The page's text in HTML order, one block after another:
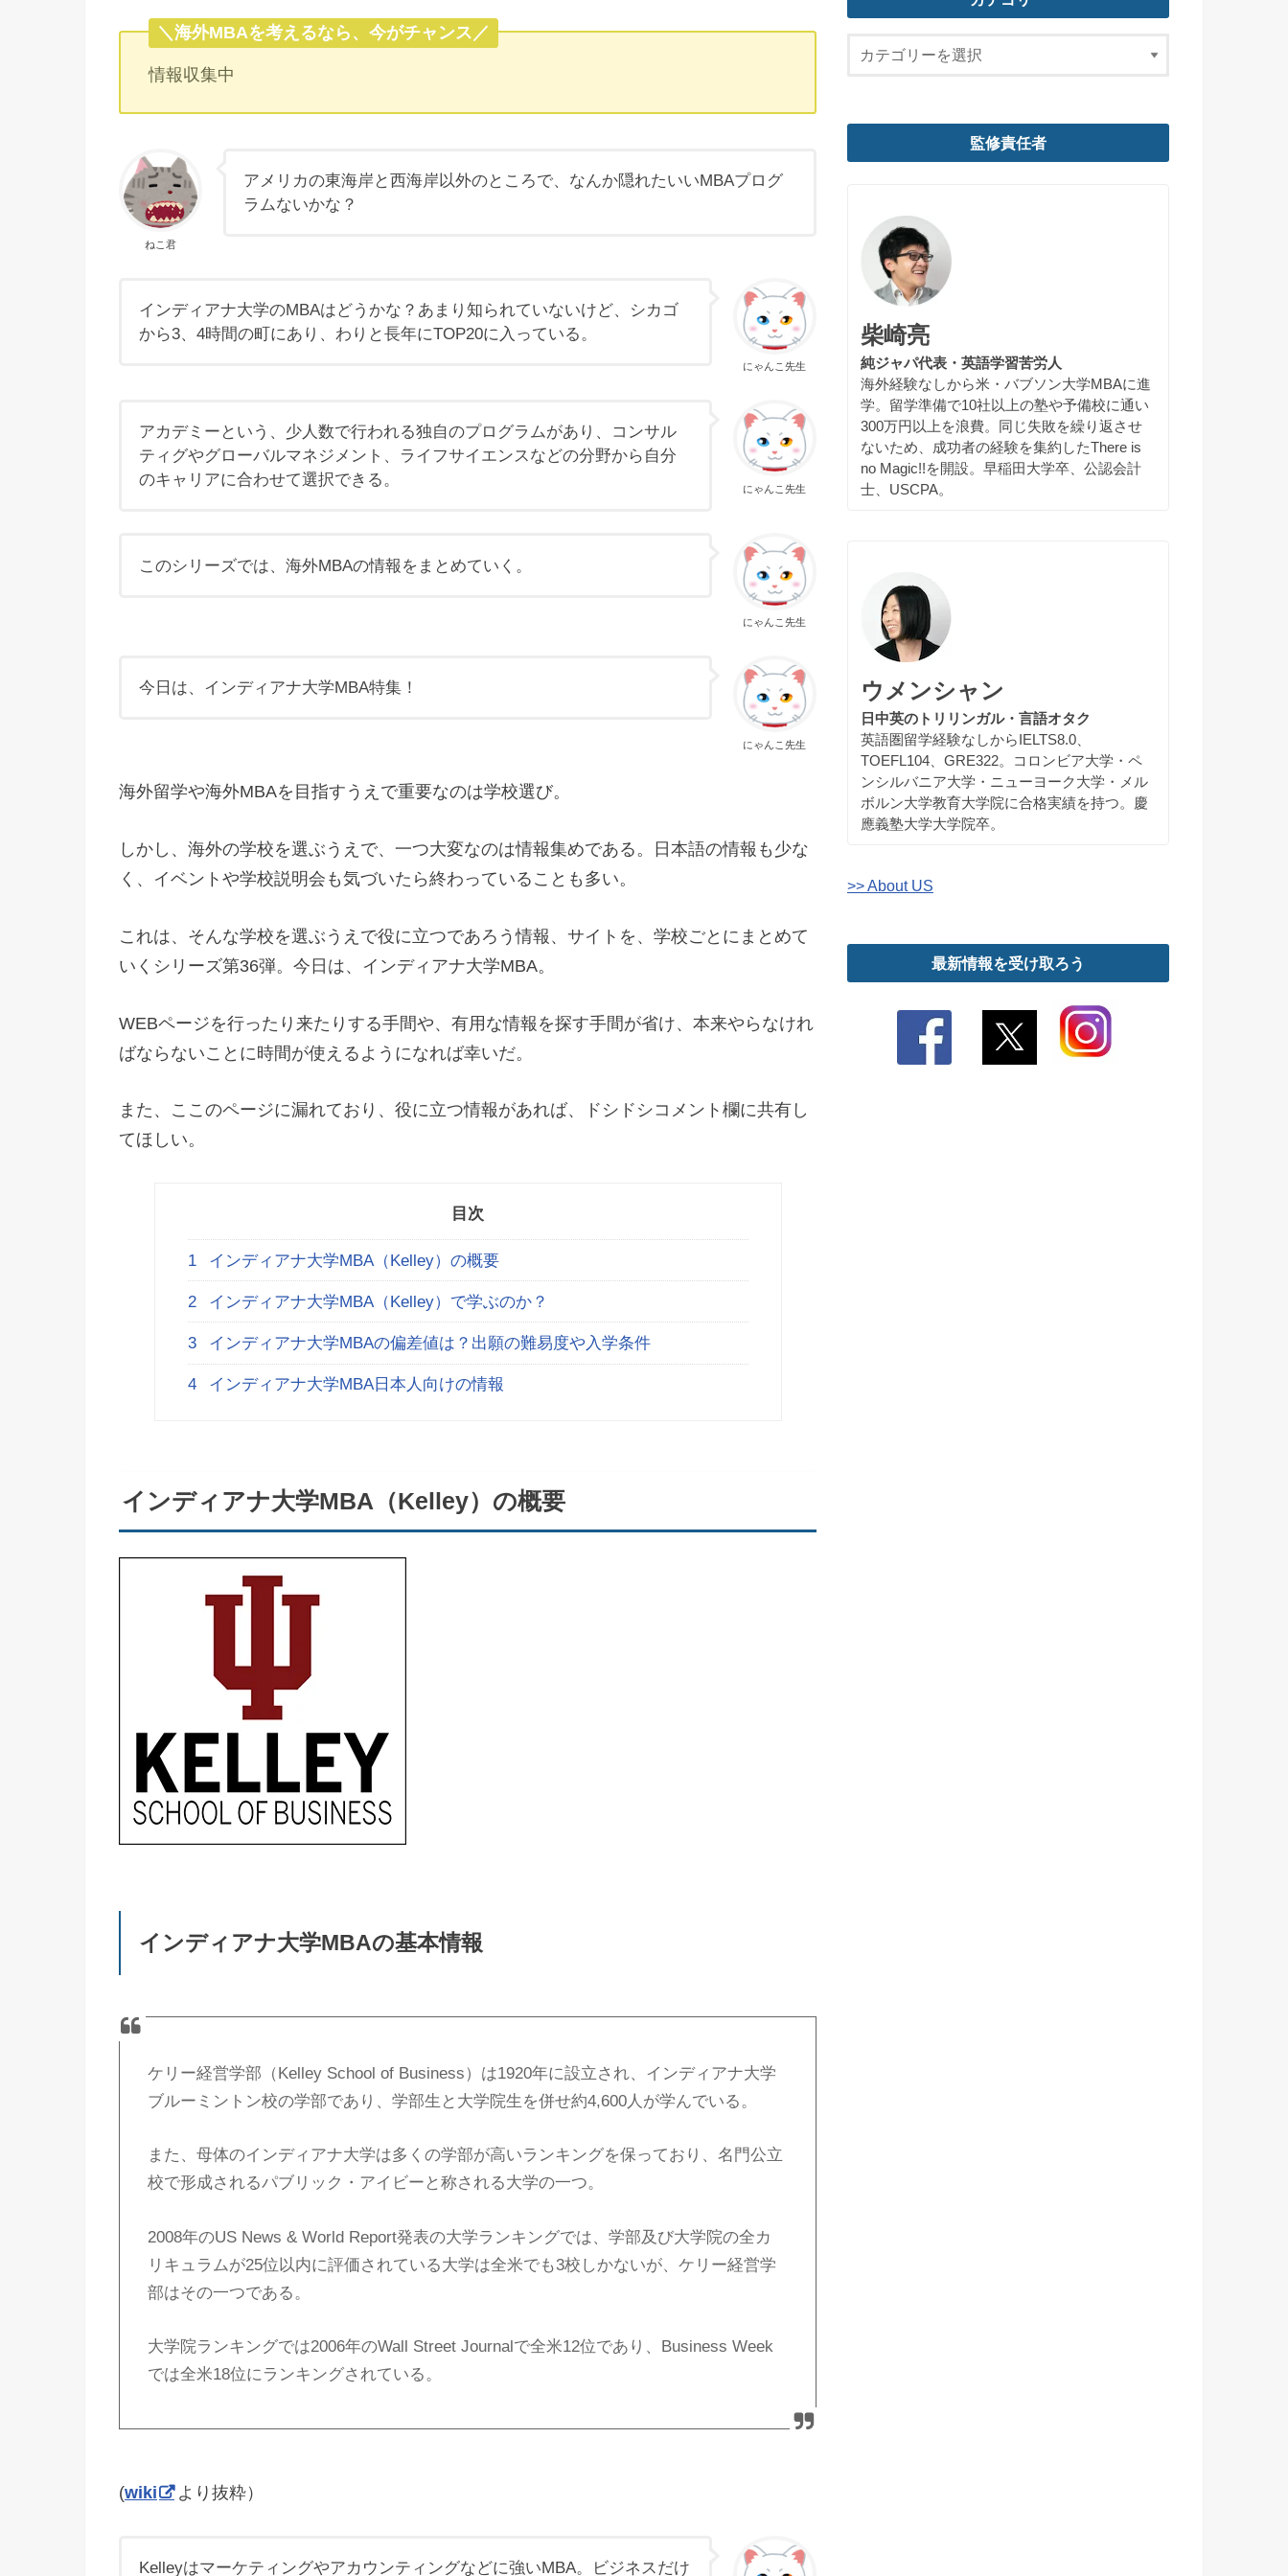
＼海外MBAを考えるなら、今がチャンス／
情報収集中
ねこ君
アメリカの東海岸と西海岸以外のところで、なんか隠れたいいMBAプログ
ラムないかな？
にゃんこ先生
インディアナ大学のMBAはどうかな？あまり知られていないけど、シカゴ
から3、4時間の町にあり、わりと長年にTOP20に入っている。
にゃんこ先生
アカデミーという、少人数で行われる独自のプログラムがあり、コンサル
ティグやグローバルマネジメント、ライフサイエンスなどの分野から自分
のキャリアに合わせて選択できる。
にゃんこ先生
このシリーズでは、海外MBAの情報をまとめていく。
にゃんこ先生
今日は、インディアナ大学MBA特集！
海外留学や海外MBAを目指すうえで重要なのは学校選び。
しかし、海外の学校を選ぶうえで、一つ大変なのは情報集めである。日本語の情報も少な
く、イベントや学校説明会も気づいたら終わっていることも多い。
これは、そんな学校を選ぶうえで役に立つであろう情報、サイトを、学校ごとにまとめて
いくシリーズ第36弾。今日は、インディアナ大学MBA。
WEBページを行ったり来たりする手間や、有用な情報を探す手間が省け、本来やらなけれ
ばならないことに時間が使えるようになれば幸いだ。
また、ここのページに漏れており、役に立つ情報があれば、ドシドシコメント欄に共有し
てほしい。
目次
1 インディアナ大学MBA（Kelley）の概要
2 インディアナ大学MBA（Kelley）で学ぶのか？
3 インディアナ大学MBAの偏差値は？出願の難易度や入学条件
4 インディアナ大学MBA日本人向けの情報
インディアナ大学MBA（Kelley）の概要
インディアナ大学MBAの基本情報
ケリー経営学部（Kelley School of Business）は1920年に設立され、インディアナ大学
ブルーミントン校の学部であり、学部生と大学院生を併せ約4,600人が学んでいる。
また、母体のインディアナ大学は多くの学部が高いランキングを保っており、名門公立
校で形成されるパブリック・アイビーと称される大学の一つ。
2008年のUS News & World Report発表の大学ランキングでは、学部及び大学院の全カ
リキュラムが25位以内に評価されている大学は全米でも3校しかないが、ケリー経営学
部はその一つである。
大学院ランキングでは2006年のWall Street Journalで全米12位であり、Business Week
では全米18位にランキングされている。
(wiki より抜粋）
Kelleyはマーケティングやアカウンティングなどに強いMBA。ビジネスだけ
監修責任者
柴崎亮
純ジャパ代表・英語学習苦労人
海外経験なしから米・バブソン大学MBAに進
学。留学準備で10社以上の塾や予備校に通い
300万円以上を浪費。同じ失敗を繰り返させ
ないため、成功者の経験を集約したThere is
no Magic!!を開設。早稲田大学卒、公認会計
士、USCPA。
ウメンシャン
日中英のトリリンガル・言語オタク
英語圏留学経験なしからIELTS8.0、
TOEFL104、GRE322。コロンビア大学・ペ
ンシルバニア大学・ニューヨーク大学・メル
ボルン大学教育大学院に合格実績を持つ。慶
應義塾大学大学院卒。
>> About US
最新情報を受け取ろう